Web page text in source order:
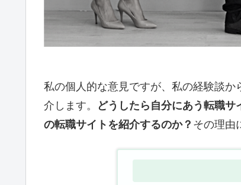
私の個人的な意見ですが、私の経験談
介します。
どうしたら自分にあう転職サ
の転職サイトを紹介するのか？ その理由